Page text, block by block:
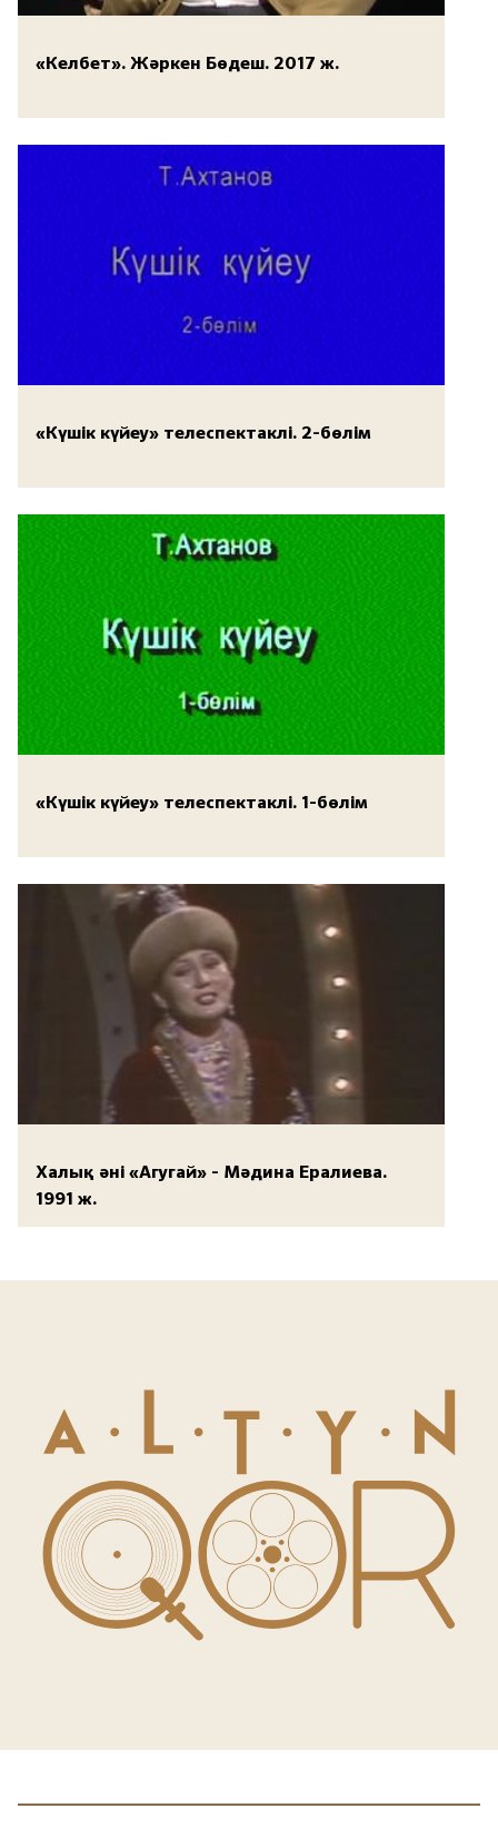
«Келбет». Жәркен Бөдеш. 2017 ж.
«Күшік күйеу» телеспектаклі. 2-бөлім
«Күшік күйеу» телеспектаклі. 1-бөлім
Халық әні «Агугай» - Мәдина Ералиева.
1991 ж.